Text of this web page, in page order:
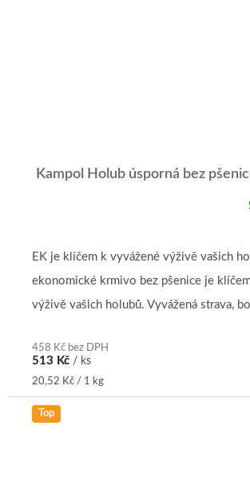
Kampol Holub úsporná bez
458 Kč bez DPH
513 Kč / ks
Měrná
cena:
20,52 Kč / 1 kg
EK je klíčem k vyvážené výživě vašich
ekonomické krmivo bez pšenice je
výživě vašich holubů. Vyvážená strava,
Top